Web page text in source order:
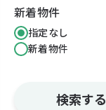
新着物件
指定なし
新着物件
検索する